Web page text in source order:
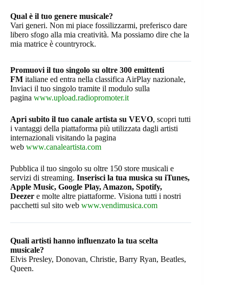
Qual è il tuo genere musicale?
Vari generi. Non mi piace fossilizzarmi, preferisco dare
libero sfogo alla mia creatività. Ma possiamo dire che la
mia matrice è countryrock.
Promuovi il tuo singolo su oltre 300 emittenti
FM italiane ed entra nella classifica AirPlay nazionale,
Inviaci il tuo singolo tramite il modulo sulla
pagina www.upload.radiopromoter.it
Apri subito il tuo canale artista su VEVO, scopri tutti
i vantaggi della piattaforma più utilizzata dagli artisti
internazionali visitando la pagina
web www.canaleartista.com
Pubblica il tuo singolo su oltre 150 store musicali e
servizi di streaming. Inserisci la tua musica su iTunes,
Apple Music, Google Play, Amazon, Spotify,
Deezer e molte altre piattaforme. Visiona tutti i nostri
pacchetti sul sito web www.vendimusica.com
Quali artisti hanno influenzato la tua scelta
musicale?
Elvis Presley, Donovan, Christie, Barry Ryan, Beatles,
Queen.